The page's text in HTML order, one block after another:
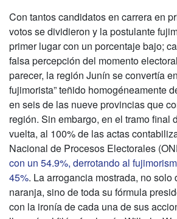
Con tantos candidatos en carrera en
votos se dividieron y la postulante
primer lugar con un porcentaje bajo;
falsa percepción del momento
parecer, la región Junín se convertía
fujimorista” teñido homogéneamente
en seis de las nueve provincias que
región. Sin embargo, en el tramo final
vuelta, al 100% de las actas
Nacional de Procesos Electorales
con un 54.9%, derrotando al
45%. La arrogancia mostrada, no solo
naranja, sino de toda su fórmula
con la ironía de cada una de sus